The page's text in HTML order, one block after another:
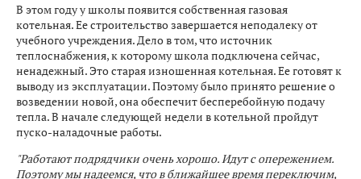
В этом году у школы появится собственная газовая
котельная. Ее строительство завершается неподалеку от
учебного учреждения. Дело в том, что источник
теплоснабжения, к которому школа подключена сейчас,
ненадежный. Это старая изношенная котельная. Ее готовят к
выводу из эксплуатации. Поэтому было принято решение о
возведении новой, она обеспечит бесперебойную подачу
тепла. В начале следующей недели в котельной пройдут
пуско-наладочные работы.
"Работают подрядчики очень хорошо. Идут с опережением.
Поэтому мы надеемся, что в ближайшее время переключим,